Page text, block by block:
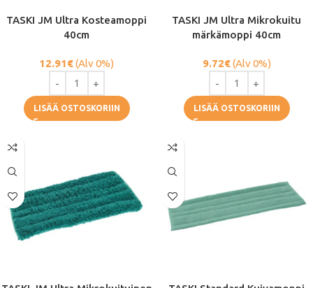
TASKI JM Ultra Kosteamoppi
40cm
12.91€(Alv 0%)
LISÄÄ OSTOSKORIIN
TASKI JM Ultra Mikrokuitu
märkämoppi 40cm
9.72€(Alv 0%)
LISÄÄ OSTOSKORIIN